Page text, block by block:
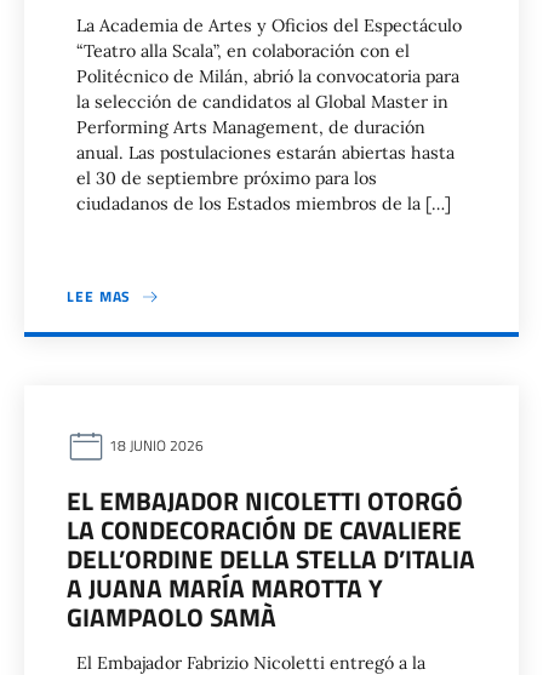
La Academia de Artes y Oficios del Espectáculo
“Teatro alla Scala”, en colaboración con el
Politécnico de Milán, abrió la convocatoria para
la selección de candidatos al Global Master in
Performing Arts Management, de duración
anual. Las postulaciones estarán abiertas hasta
el 30 de septiembre próximo para los
ciudadanos de los Estados miembros de la […]
LEE MAS
18 JUNIO 2026
EL EMBAJADOR NICOLETTI OTORGÓ
LA CONDECORACIÓN DE CAVALIERE
DELL’ORDINE DELLA STELLA D’ITALIA
A JUANA MARÍA MAROTTA Y
GIAMPAOLO SAMÀ
El Embajador Fabrizio Nicoletti entregó a la